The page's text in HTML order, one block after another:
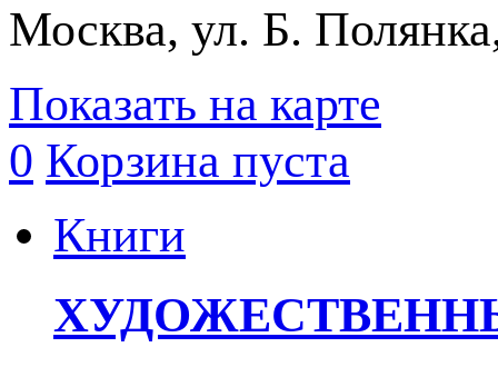
Москва, ул. Б.
Показать на карте
0 Корзина пуста
Книги